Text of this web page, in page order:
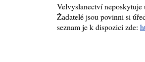
Velvyslanectví
Žadatelé jsou povinni si
seznam je k dispozici zde: